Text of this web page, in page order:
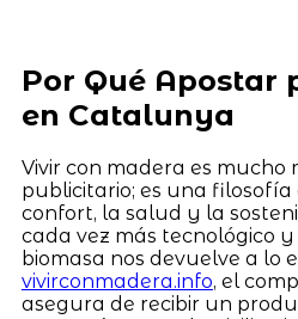
Por Qué Apostar
en Catalunya
Vivir con madera es mucho
publicitario; es una
confort, la salud y la
cada vez más tecnológico
biomasa nos devuelve a lo
vivirconmadera.info, el
asegura de recibir un